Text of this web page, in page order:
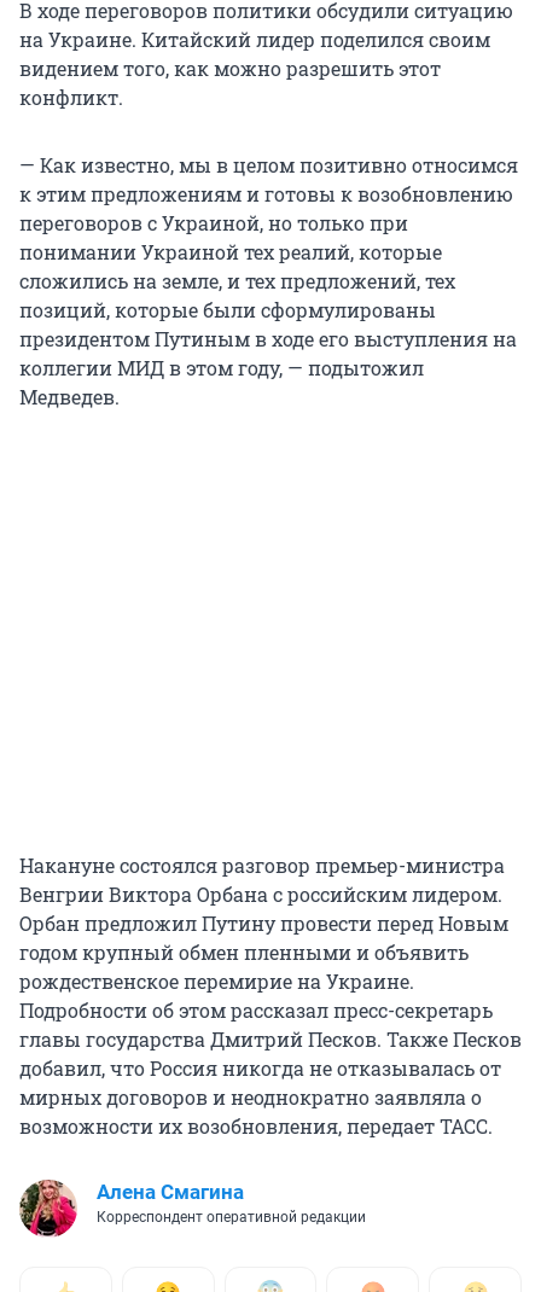
В ходе переговоров политики обсудили ситуацию
на Украине. Китайский лидер поделился своим
видением того, как можно разрешить этот
конфликт.
— Как известно, мы в целом позитивно относимся
к этим предложениям и готовы к возобновлению
переговоров с Украиной, но только при
понимании Украиной тех реалий, которые
сложились на земле, и тех предложений, тех
позиций, которые были сформулированы
президентом Путиным в ходе его выступления на
коллегии МИД в этом году, — подытожил
Медведев.
Накануне состоялся разговор премьер-министра
Венгрии Виктора Орбана с российским лидером.
Орбан предложил Путину провести перед Новым
годом крупный обмен пленными и объявить
рождественское перемирие на Украине.
Подробности об этом рассказал пресс-секретарь
главы государства Дмитрий Песков. Также Песков
добавил, что Россия никогда не отказывалась от
мирных договоров и неоднократно заявляла о
возможности их возобновления, передает ТАСС.
Алена Смагина
Корреспондент оперативной редакции